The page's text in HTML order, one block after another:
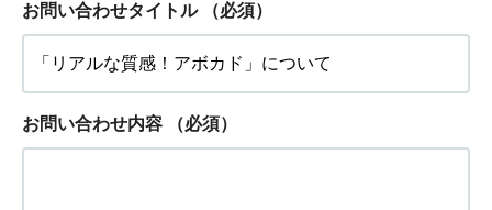
お問い合わせタイトル （必須）
お問い合わせ内容 （必須）